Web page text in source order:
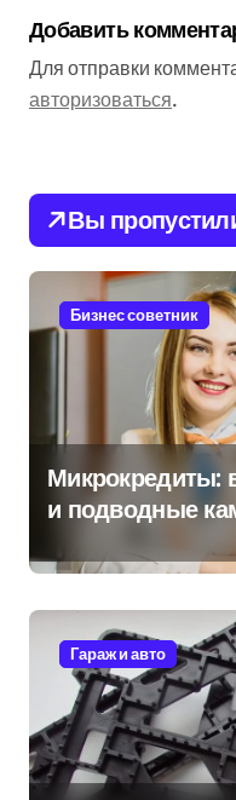
Добавить
Для отправки
авторизоваться.
Вы
Бизнес советник
Микрокредиты:
и подводные
Гараж и авто